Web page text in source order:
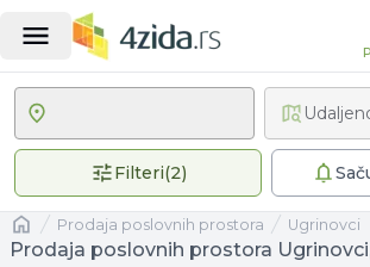
Filteri(2)2 primenjena filtera
Naslovnaprodaja poslovnih prostora Ugrinovci
Prodaja poslovnih prostora